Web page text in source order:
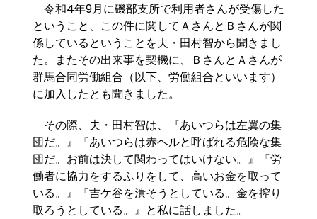
令和4年9月に磯部支所で利用者さんが受傷した
ということ、この件に関してＡさんとＢさんが関
係しているということを夫・田村智から聞きまし
た。またその出来事を契機に、ＢさんとＡさんが
群馬合同労働組合（以下、労働組合といいます）
に加入したとも聞きました。
その際、夫・田村智は、『あいつらは左翼の集
団だ。』『あいつらは赤ヘルと呼ばれる危険な集
団だ。お前は決して関わってはいけない。』『労
働者に協力をするふりをして、高いお金を取って
いる。』『吉ケ谷を潰そうとしている。金を搾り
取ろうとしている。』と私に話しました。